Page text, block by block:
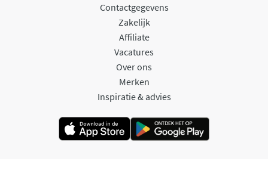
Contactgegevens
Zakelijk
Affiliate
Vacatures
Over ons
Merken
Inspiratie & advies